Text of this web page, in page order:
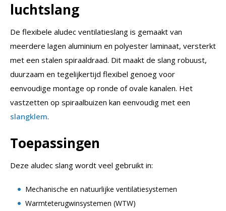
luchtslang
De flexibele aludec ventilatieslang is gemaakt van
meerdere lagen aluminium en polyester laminaat, versterkt
met een stalen spiraaldraad. Dit maakt de slang robuust,
duurzaam en tegelijkertijd flexibel genoeg voor
eenvoudige montage op ronde of ovale kanalen. Het
vastzetten op spiraalbuizen kan eenvoudig met een
slangklem.
Toepassingen
Deze aludec slang wordt veel gebruikt in:
Mechanische en natuurlijke ventilatiesystemen
Warmteterugwinsystemen (WTW)